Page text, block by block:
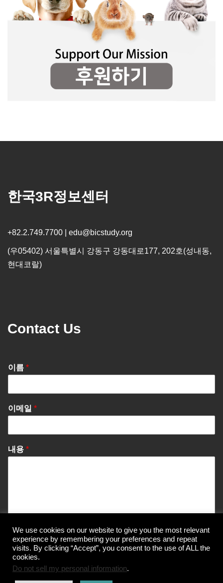
한국3R정보센터
+82.2.749.7700 | edu@bicstudy.org
(우05402) 서울특별시 강동구 강동대로177, 202호(성내동,
현대코랄)
Contact Us
이름 *
이메일 *
내용 *
Send Message
We use cookies on our website to give you the most relevant
experience by remembering your preferences and repeat
visits. By clicking “Accept”, you consent to the use of ALL the
cookies.
Do not sell my personal information.